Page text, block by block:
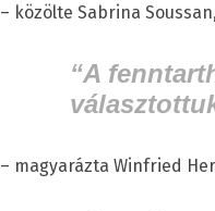
– közölte Sabrina
“A
– magyarázta Winfried